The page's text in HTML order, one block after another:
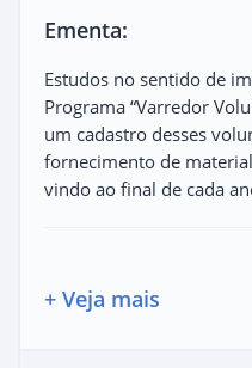
Ementa:
Estudos no sentido de
Programa “Varredor
um cadastro desses
fornecimento de
vindo ao final de cada
+ Veja mais